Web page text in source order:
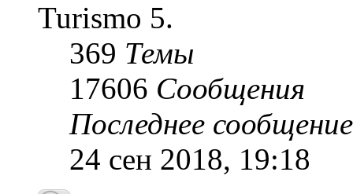
Turismo 5.
369 Темы
17606 Сообщения
Последнее сообщение
24 сен 2018, 19:18